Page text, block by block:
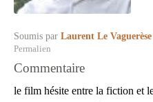
Soumis par Laurent Le Vaguerèse
Permalien
Commentaire
le film hésite entre la fiction et